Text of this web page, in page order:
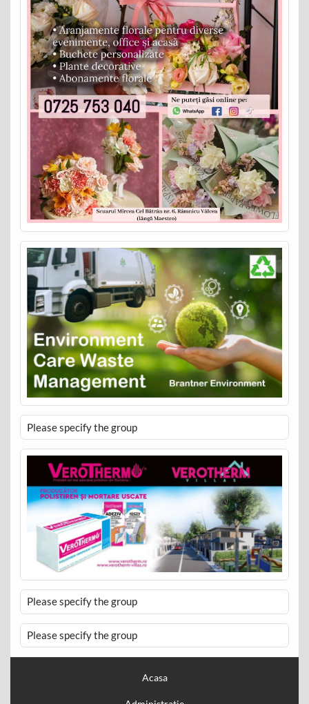
Please specify the group
Please specify the group
Please specify the group
Acasa